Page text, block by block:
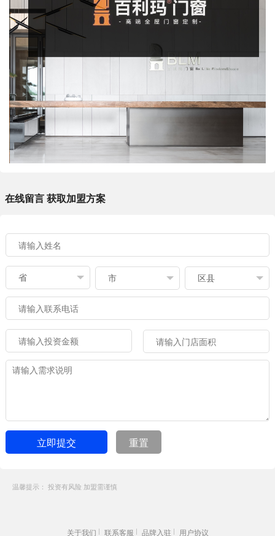
在线留言 获取加盟方案
立即提交 重置
温馨提示： 投资有风险 加盟需谨慎
关于我们 联系客服 品牌入驻 用户协议